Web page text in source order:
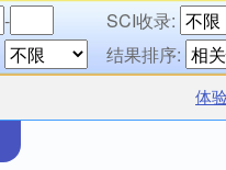
-
SCI收录:
结果排序:
体